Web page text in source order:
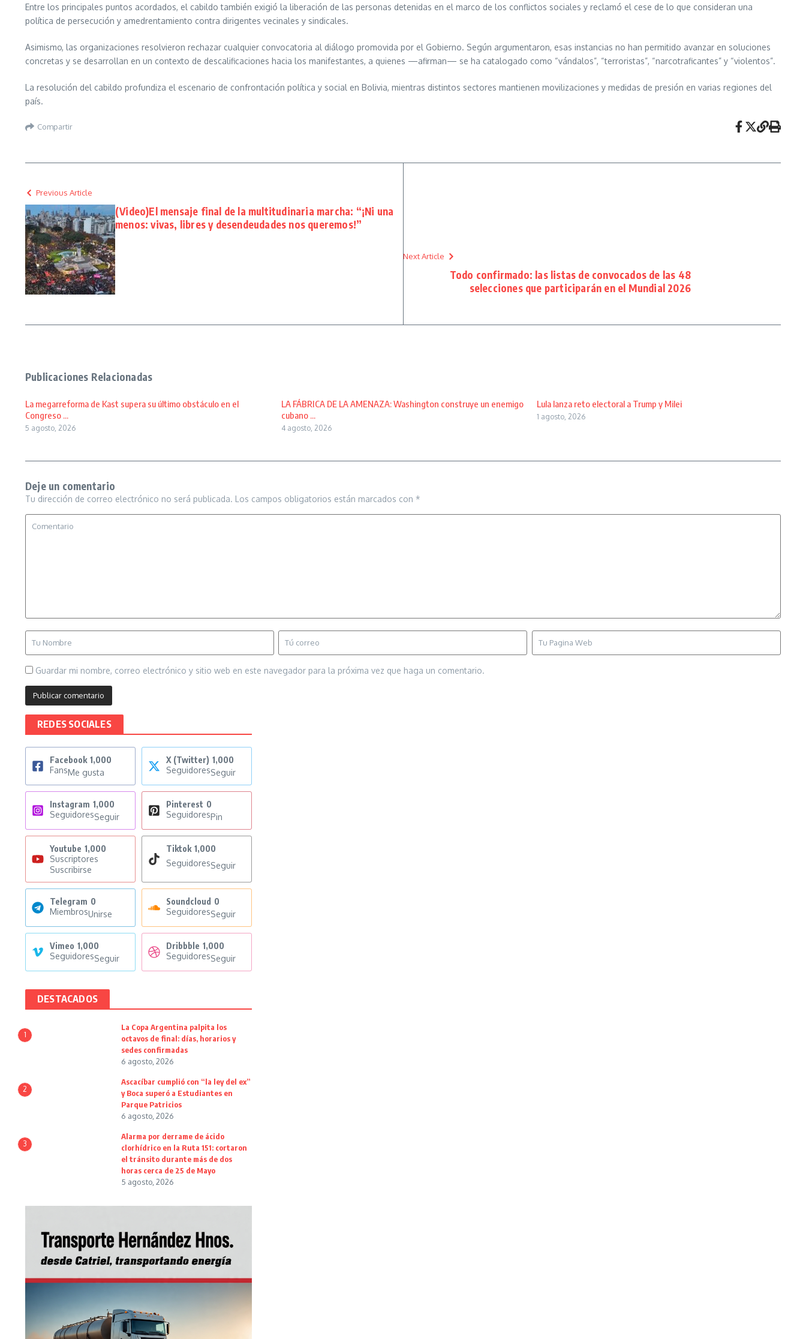
Entre los principales puntos acordados, el cabildo también exigió la liberación de las personas detenidas en el marco de los conflictos sociales y reclamó el cese de lo que consideran una
política de persecución y amedrentamiento contra dirigentes vecinales y sindicales.
Asimismo, las organizaciones resolvieron rechazar cualquier convocatoria al diálogo promovida por el Gobierno. Según argumentaron, esas instancias no han permitido avanzar en soluciones
concretas y se desarrollan en un contexto de descalificaciones hacia los manifestantes, a quienes —afirman— se ha catalogado como “vándalos”, “terroristas”, “narcotraficantes” y “violentos”.
La resolución del cabildo profundiza el escenario de confrontación política y social en Bolivia, mientras distintos sectores mantienen movilizaciones y medidas de presión en varias regiones del
país.
Compartir
Previous Article
(Video)El mensaje final de la multitudinaria marcha: “¡Ni una
menos: vivas, libres y desendeudades nos queremos!”
Next Article
Todo confirmado: las listas de convocados de las 48
selecciones que participarán en el Mundial 2026
Publicaciones Relacionadas
La megarreforma de Kast supera su último obstáculo en el
Congreso ...
5 agosto, 2026
LA FÁBRICA DE LA AMENAZA: Washington construye un enemigo
cubano ...
4 agosto, 2026
Lula lanza reto electoral a Trump y Milei
1 agosto, 2026
Deje un comentario
Tu dirección de correo electrónico no será publicada. Los campos obligatorios están marcados con *
Guardar mi nombre, correo electrónico y sitio web en este navegador para la próxima vez que haga un comentario.
REDES SOCIALES
Facebook 1,000
FansMe gusta
X (Twitter) 1,000
SeguidoresSeguir
Instagram 1,000
SeguidoresSeguir
Pinterest 0
SeguidoresPin
Youtube 1,000
Suscriptores
Suscribirse
Tiktok 1,000
SeguidoresSeguir
Telegram 0
MiembrosUnirse
Soundcloud 0
SeguidoresSeguir
Vimeo 1,000
SeguidoresSeguir
Dribbble 1,000
SeguidoresSeguir
DESTACADOS
1
La Copa Argentina palpita los
octavos de final: días, horarios y
sedes confirmadas
6 agosto, 2026
2
Ascacíbar cumplió con “la ley del ex”
y Boca superó a Estudiantes en
Parque Patricios
6 agosto, 2026
3
Alarma por derrame de ácido
clorhídrico en la Ruta 151: cortaron
el tránsito durante más de dos
horas cerca de 25 de Mayo
5 agosto, 2026